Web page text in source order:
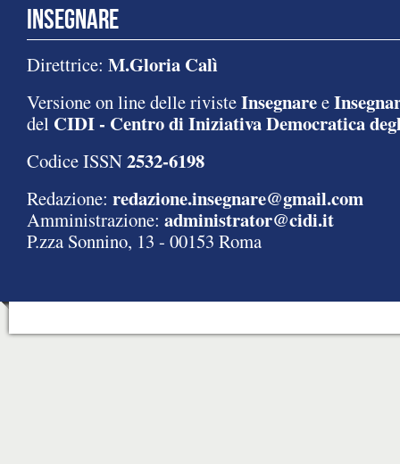
INSEGNARE
Direttrice: M.Gloria Calì
Versione on line delle rivisteInsegnaree
del CIDI - Centro di Iniziativa Democratica
Codice ISSN2532-6198
Redazione: redazione.insegnare@gmail.com
Amministrazione: administrator@cidi.it
P.zza Sonnino, 13 - 00153 Roma